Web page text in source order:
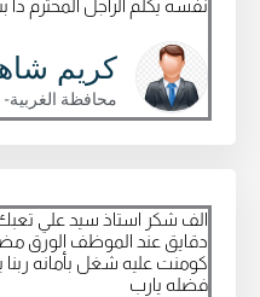
نفسه يكلم الراجل المحترم دا بس
كريم
محافظة الغربية-
الف شكر استاذ سيد علي تعبك
دقايق عند الموظف الورق
كومنت عليه شغل بأمانه ربنا
فضله يارب